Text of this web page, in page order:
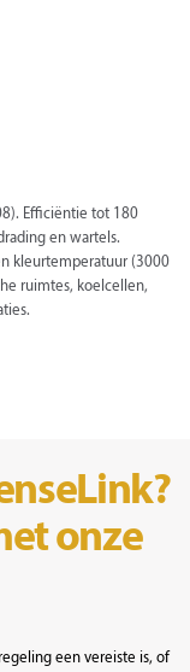
Efficiëntie tot 180
en wartels.
kleurtemperatuur (3000
ruimtes, koelcellen,
onze
een vereiste is, of